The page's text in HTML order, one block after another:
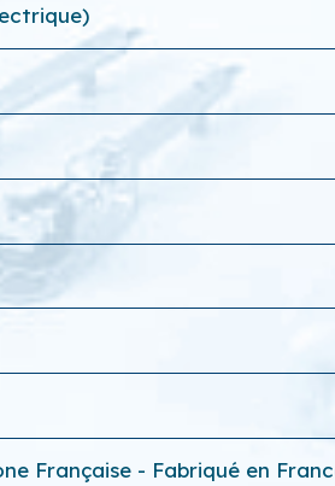
Française - Fabriqué en